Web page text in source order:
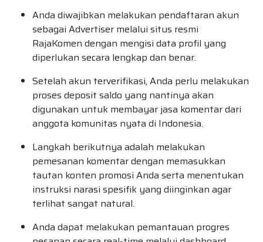
Anda diwajibkan melakukan pendaftaran akun
sebagai Advertiser melalui situs resmi
RajaKomen dengan mengisi data profil yang
diperlukan secara lengkap dan benar.
Setelah akun terverifikasi, Anda perlu melakukan
proses deposit saldo yang nantinya akan
digunakan untuk membayar jasa komentar dari
anggota komunitas nyata di Indonesia.
Langkah berikutnya adalah melakukan
pemesanan komentar dengan memasukkan
tautan konten promosi Anda serta menentukan
instruksi narasi spesifik yang diinginkan agar
terlihat sangat natural.
Anda dapat melakukan pemantauan progres